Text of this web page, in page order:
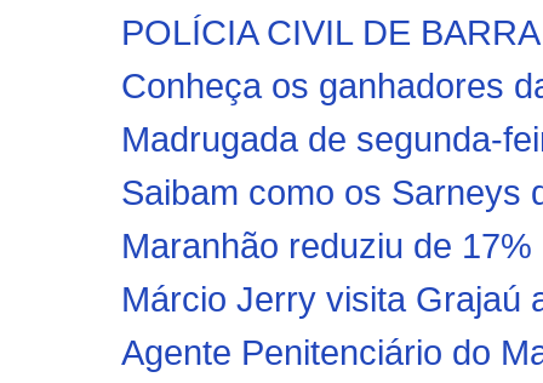
POLÍCIA CIVIL DE
Conheça os ganhadores
Madrugada de segunda-
Saibam como os Sarneys
Maranhão reduziu de
Márcio Jerry visita Grajaú
Agente Penitenciário do